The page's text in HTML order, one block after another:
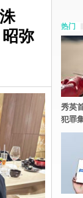
弥
热门
秀英
犯罪